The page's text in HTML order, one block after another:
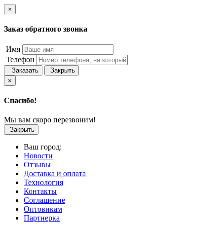
×
Заказ обратного звонка
Имя
Телефон
Заказать
Закрыть
×
Спасибо!
Мы вам скоро перезвоним!
Закрыть
Ваш город:
Новости
Отзывы
Доставка и оплата
Технология
Контакты
Соглашение
Оптовикам
Партнерка